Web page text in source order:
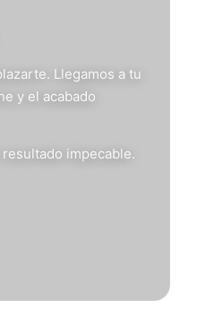
Llegamos a tu
y el acabado
impecable.